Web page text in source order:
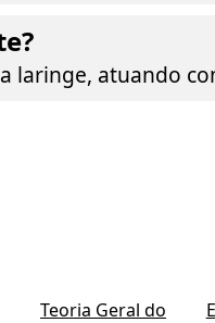
laringe, atuando
Teoria Geral do